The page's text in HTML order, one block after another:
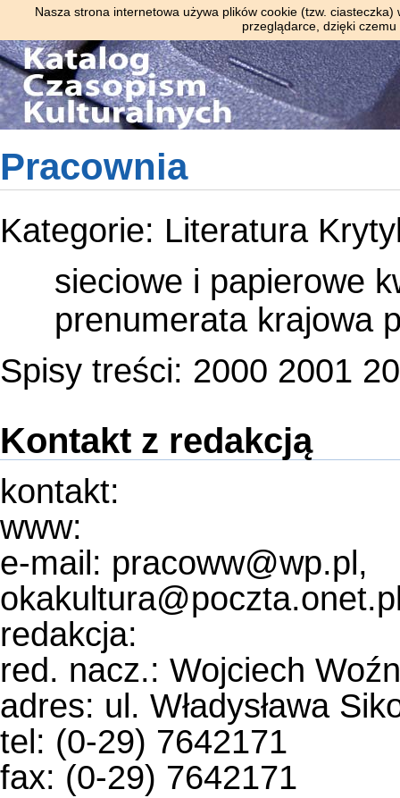
Nasza strona internetowa używa plików cookie (tzw.
przeglądarce, dzięki
Pracownia
Kategorie: Literatura
sieciowe i papierowe
prenumerata krajowa
Spisy treści: 2000 2001
Kontakt z redakcją
kontakt:
www:
e-mail: pracoww@wp.pl,
redakcja:
red. nacz.: Wojciech
adres: ul. Władysława
tel: (0-29) 7642171
fax: (0-29) 7642171